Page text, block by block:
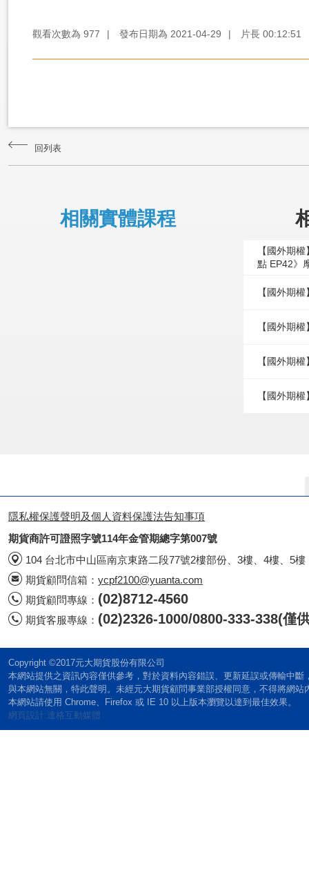
觀看次數為 977 | 發布日期為 2021-04-29 | 片長 00:12:51
回列表
相關實體課程
【國外期
點 EP42》
【國外期
【國外期
【國外期
【國外期
隱私權保護聲明及個人資料保護法告知事項
期貨商許可證照字號114年金管期總字第007號
104 台北市中山區南京東路二段77號2樓部份、3樓、4樓、5樓
期貨顧問信箱： ycpf2100@yuanta.com
期貨顧問專線： (02)8712-4560
期貨客服專線： (02)2326-1000/0800-333-338(僅
Copyright ©2017元大期貨股份有限公司
本網站提供之資訊內容僅供參考，對於資料內容錯誤、更新延誤或傳輸中
與本網站無關，特此聲明。未經元大期貨顧問事業部授權同意，不得將網站
本網站請使用 Chrome、Firefox 或 IE 10 以上版本瀏覽以達到最佳效果。
網頁設計:達格互動媒體